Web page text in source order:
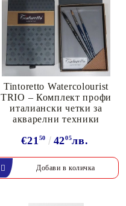
Tintoretto Watercolourist
TRIO – Комплект профи
италиански четки за
акварелни техники
€2150 4205лв.